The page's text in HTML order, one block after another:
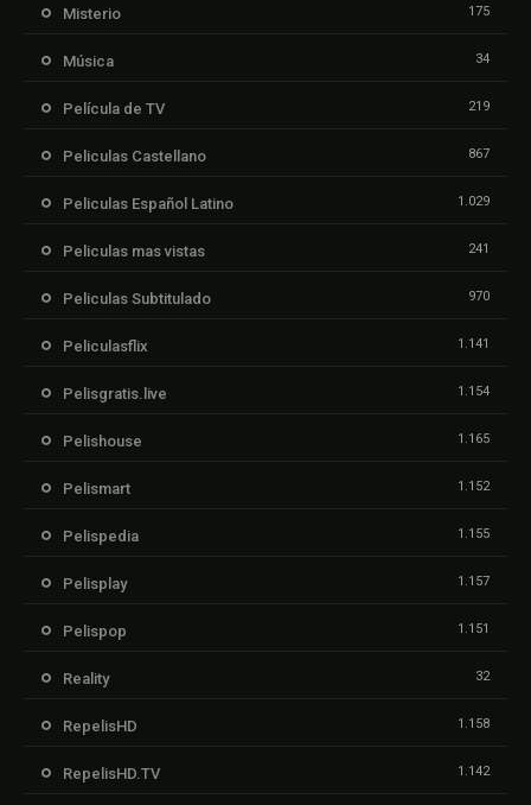
Misterio 175
Música 34
Película de TV 219
Peliculas Castellano 867
Peliculas Español Latino 1.029
Peliculas mas vistas 241
Peliculas Subtitulado 970
Peliculasflix 1.141
Pelisgratis.live 1.154
Pelishouse 1.165
Pelismart 1.152
Pelispedia 1.155
Pelisplay 1.157
Pelispop 1.151
Reality 32
RepelisHD 1.158
RepelisHD.TV 1.142